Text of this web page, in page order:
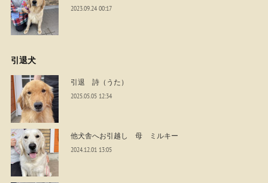
2023.09.24 00:17
引退犬
引退 詩（うた）
2025.05.05 12:34
他犬舎へお引越し 母 ミルキー
2024.12.01 13:05